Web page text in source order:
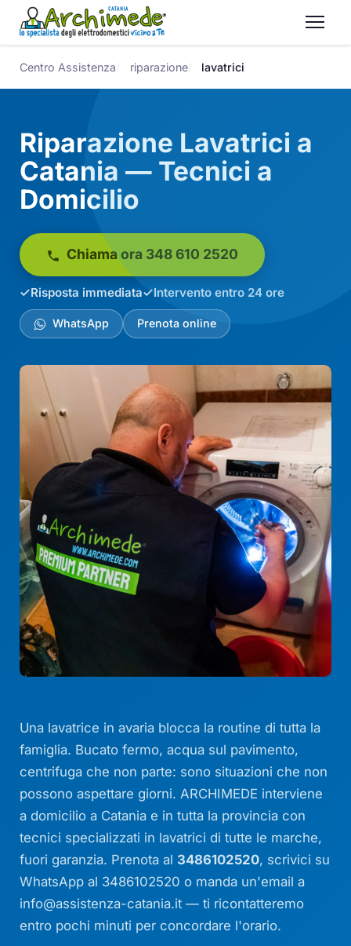
Centro Assistenza riparazione lavatrici
Riparazione Lavatrici a
Catania — Tecnici a
Domicilio
Chiama ora 348 610 2520
Risposta immediata Intervento entro 24 ore
WhatsApp Prenota online
Una lavatrice in avaria blocca la routine di tutta la
famiglia. Bucato fermo, acqua sul pavimento,
centrifuga che non parte: sono situazioni che non
possono aspettare giorni. ARCHIMEDE interviene
a domicilio a Catania e in tutta la provincia con
tecnici specializzati in lavatrici di tutte le marche,
fuori garanzia. Prenota al 3486102520, scrivici su
WhatsApp al 3486102520 o manda un'email a
info@assistenza-catania.it — ti ricontatteremo
entro pochi minuti per concordare l'orario.